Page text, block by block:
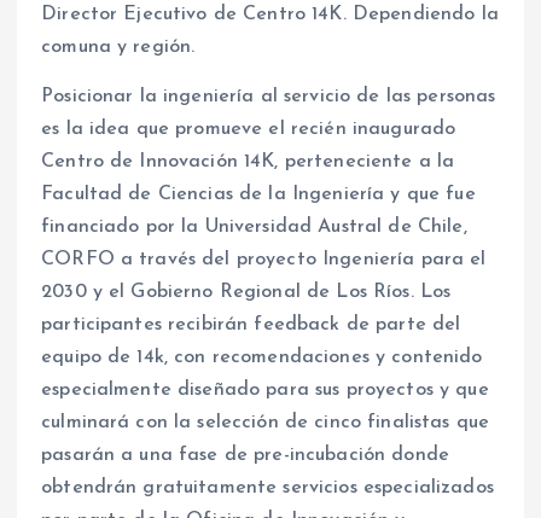
Director Ejecutivo de Centro 14K. Dependiendo la
comuna y región.
Posicionar la ingeniería al servicio de las personas
es la idea que promueve el recién inaugurado
Centro de Innovación 14K, perteneciente a la
Facultad de Ciencias de la Ingeniería y que fue
financiado por la Universidad Austral de Chile,
CORFO a través del proyecto Ingeniería para el
2030 y el Gobierno Regional de Los Ríos. Los
participantes recibirán feedback de parte del
equipo de 14k, con recomendaciones y contenido
especialmente diseñado para sus proyectos y que
culminará con la selección de cinco finalistas que
pasarán a una fase de pre-incubación donde
obtendrán gratuitamente servicios especializados